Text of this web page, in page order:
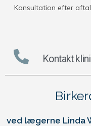
Konsultation efter
Kontakt
ved lægerne Linda